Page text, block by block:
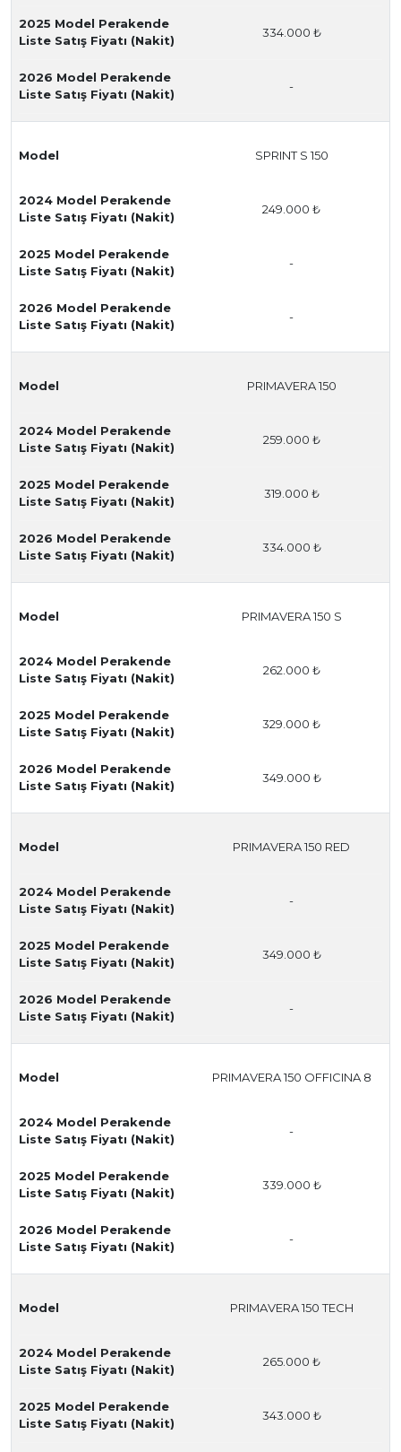
2025 Model Perakende
Liste Satış Fiyatı (Nakit)
334.000 ₺
2026 Model Perakende
Liste Satış Fiyatı (Nakit)
-
Model SPRINT S 150
2024 Model Perakende
Liste Satış Fiyatı (Nakit)
249.000 ₺
2025 Model Perakende
Liste Satış Fiyatı (Nakit)
-
2026 Model Perakende
Liste Satış Fiyatı (Nakit)
-
Model PRIMAVERA 150
2024 Model Perakende
Liste Satış Fiyatı (Nakit)
259.000 ₺
2025 Model Perakende
Liste Satış Fiyatı (Nakit)
319.000 ₺
2026 Model Perakende
Liste Satış Fiyatı (Nakit)
334.000 ₺
Model PRIMAVERA 150 S
2024 Model Perakende
Liste Satış Fiyatı (Nakit)
262.000 ₺
2025 Model Perakende
Liste Satış Fiyatı (Nakit)
329.000 ₺
2026 Model Perakende
Liste Satış Fiyatı (Nakit)
349.000 ₺
Model PRIMAVERA 150 RED
2024 Model Perakende
Liste Satış Fiyatı (Nakit)
-
2025 Model Perakende
Liste Satış Fiyatı (Nakit)
349.000 ₺
2026 Model Perakende
Liste Satış Fiyatı (Nakit)
-
Model PRIMAVERA 150 OFFICINA 8
2024 Model Perakende
Liste Satış Fiyatı (Nakit)
-
2025 Model Perakende
Liste Satış Fiyatı (Nakit)
339.000 ₺
2026 Model Perakende
Liste Satış Fiyatı (Nakit)
-
Model PRIMAVERA 150 TECH
2024 Model Perakende
Liste Satış Fiyatı (Nakit)
265.000 ₺
2025 Model Perakende
Liste Satış Fiyatı (Nakit)
343.000 ₺